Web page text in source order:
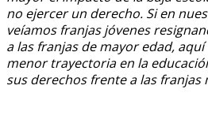
no ejercer un derecho. Si en
veíamos franjas jóvenes
a las franjas de mayor edad,
menor trayectoria en la
sus derechos frente a las franjas